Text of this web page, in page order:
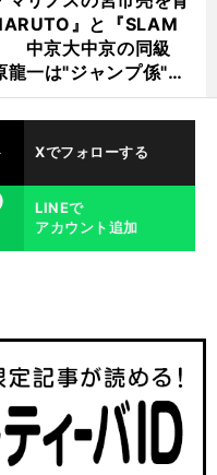
』と『SLAM
中京大中京の同級
龍一は"ジャンプ係"だ
Xでフォローする
LINEで
アカウント追加